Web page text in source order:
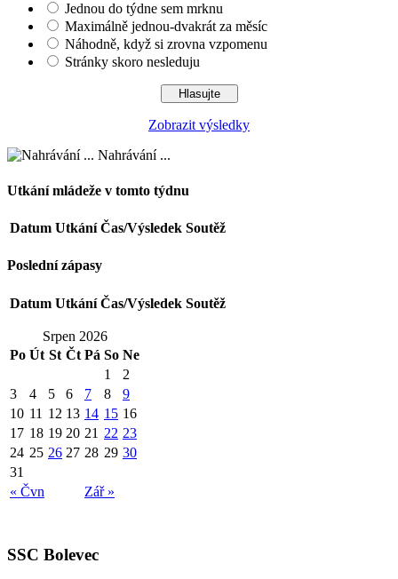
Jednou do týdne sem mrknu
Maximálně jednou-dvakrát za měsíc
Náhodně, když si zrovna vzpomenu
Stránky skoro nesleduju
Zobrazit výsledky
Nahrávání ...
Utkání mládeže v tomto týdnu
Datum Utkání Čas/Výsledek Soutěž
Poslední zápasy
Datum Utkání Čas/Výsledek Soutěž
Srpen 2026
Po Út St Čt Pá So Ne
« Čvn Zář »
1
2
3
4 5 6 7 8
9
10 11 12 13 14 15 16
17 18 19 20 21 22 23
24 25 26 27 28 29 30
31
SSC Bolevec